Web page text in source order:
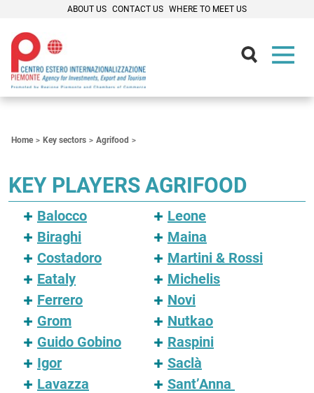
ABOUT US CONTACT US WHERE TO MEET US
Home Key sectors Agrifood
KEY PLAYERS AGRIFOOD
Balocco
Biraghi
Costadoro
Eataly
Ferrero
Grom
Guido Gobino
Igor
Lavazza
Leone
Maina
Martini & Rossi
Michelis
Novi
Nutkao
Raspini
Saclà
Sant’Anna